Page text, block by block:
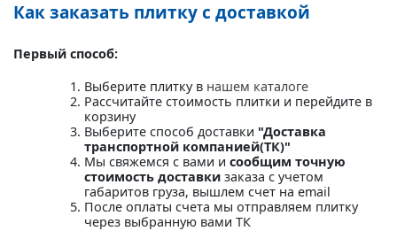
Как заказать плитку с доставкой
Первый способ:
Выберите плитку в нашем каталоге
Рассчитайте стоимость плитки и перейдите в
корзину
Выберите способ доставки "Доставка
транспортной компанией(ТК)"
Мы свяжемся с вами и сообщим точную
стоимость доставки заказа с учетом
габаритов груза, вышлем счет на email
После оплаты счета мы отправляем плитку
через выбранную вами ТК